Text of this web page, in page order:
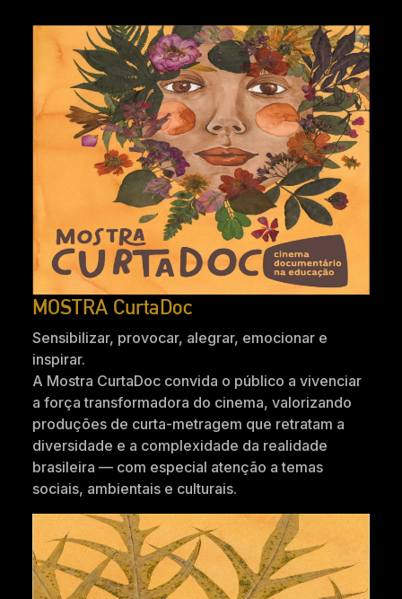
MOSTRA CurtaDoc
Sensibilizar, provocar, alegrar, emocionar e
inspirar.
A Mostra CurtaDoc convida o público a vivenciar
a força transformadora do cinema, valorizando
produções de curta-metragem que retratam a
diversidade e a complexidade da realidade
brasileira — com especial atenção a temas
sociais, ambientais e culturais.